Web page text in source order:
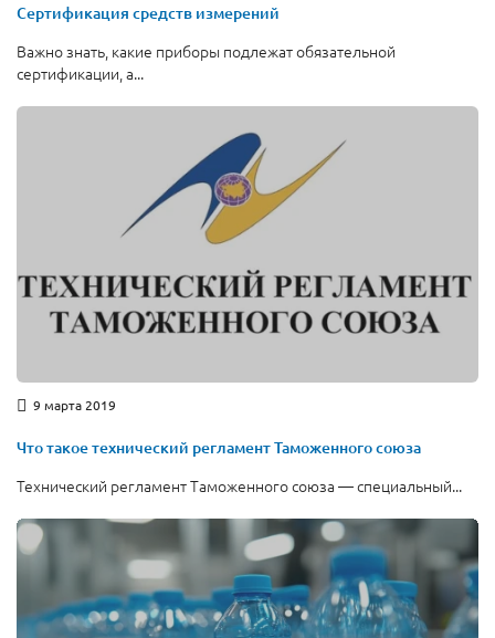
Сертификация средств измерений
Важно знать, какие приборы подлежат обязательной
сертификации, а...
9 марта 2019
Что такое технический регламент Таможенного союза
Технический регламент Таможенного союза — специальный...